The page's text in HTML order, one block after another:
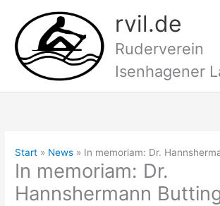
Inhalt
springen
rvil.de
Ruderverein
Isenhagener
Start News In memoriam: Dr.
In memoriam: Dr.
Hannshermann